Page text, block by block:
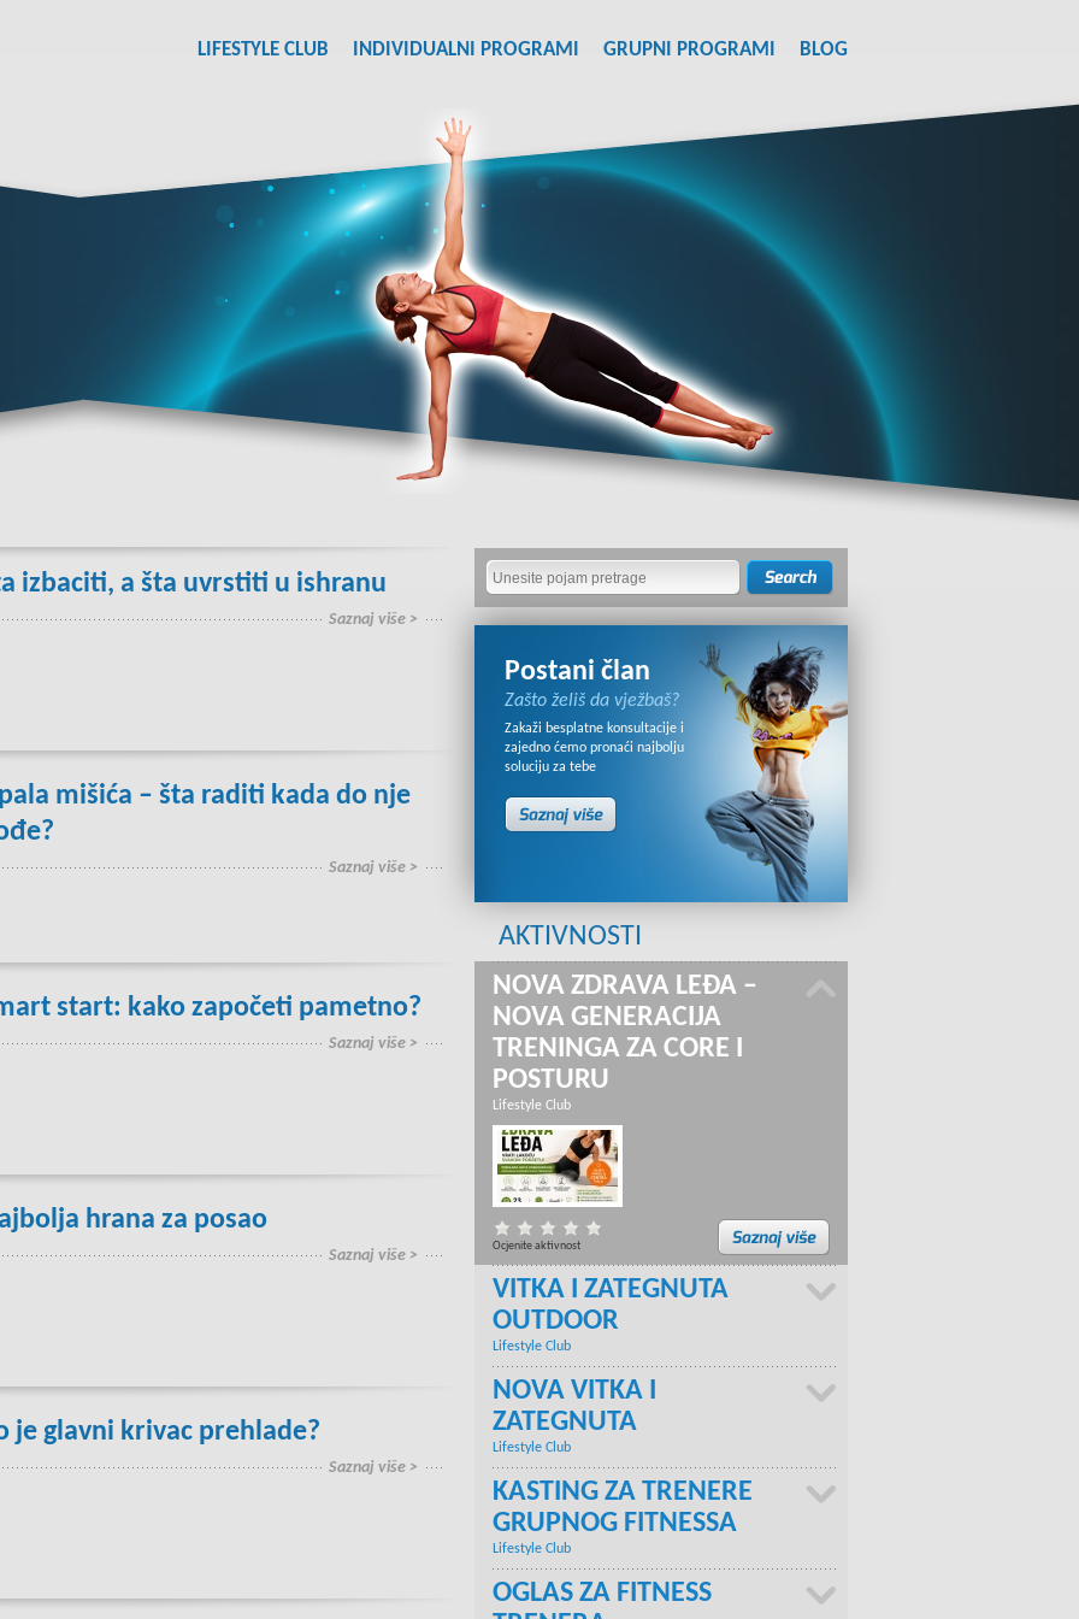
LIFESTYLE CLUB INDIVIDUALNI PROGRAMI GRUPNI PROGRAMI BLOG
izbaciti, a šta uvrstiti u ishranu
Saznaj više >
mišića – šta raditi kada do nje
Saznaj više >
start: kako započeti pametno?
Saznaj više >
hrana za posao
Saznaj više >
je glavni krivac prehlade?
Saznaj više >
Postani član
Zašto želiš da vježbaš?
Zakaži besplatne konsultacije i
zajedno ćemo pronaći najbolju
soluciju za tebe
AKTIVNOSTI
NOVA ZDRAVA LEĐA –
NOVA GENERACIJA
TRENINGA ZA CORE I
POSTURU
Lifestyle Club
Ocjenite aktivnost
VITKA I ZATEGNUTA
OUTDOOR
Lifestyle Club
NOVA VITKA I
ZATEGNUTA
Lifestyle Club
KASTING ZA TRENERE
GRUPNOG FITNESSA
Lifestyle Club
OGLAS ZA FITNESS